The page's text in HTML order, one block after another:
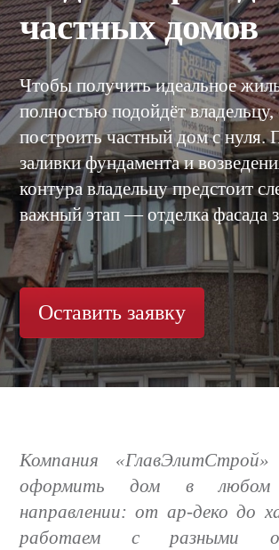
частных домов
Чтобы получить идеальное
полностью подойдёт владельцу,
построить частный дом с нуля.
заливки фундамента и
контура владельцу предстоит
важный этап — отделка фасада
Оставить заявку
Компания «ГлавЭлитСтрой»
оформить дом в
направлении: от ар-деко до
работаем с разными